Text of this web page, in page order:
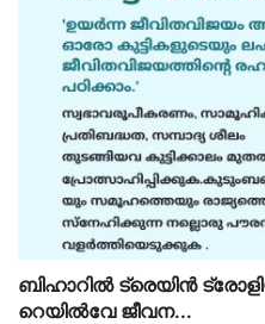
ബിഹാറിൽ ട്രെയിൻ
റെയിൽവേ ജീവന...